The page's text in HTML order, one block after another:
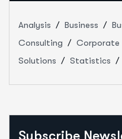
Analysis Business
Consulting
Corporate
Solutions
Statistics
Subscribe